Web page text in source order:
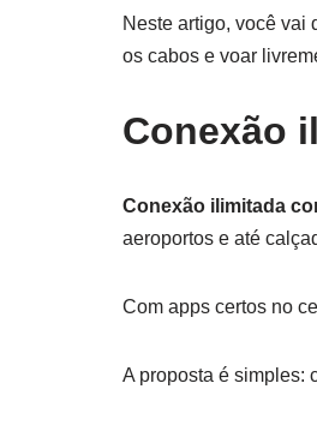
Neste artigo, você vai
os cabos e voar
Conexão
Conexão ilimitada
aeroportos e até
Com apps certos no
A proposta é simples: